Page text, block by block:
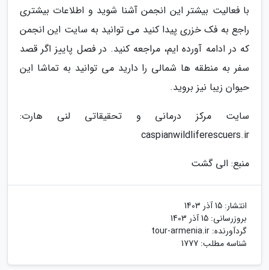
با فعالیت بیشتر این انجمن آشنا شوید و اطلاعات بیشتری
راجع به فک خزری پیدا کنید می توانید به سایت این انجمن
که در ادامه آورده ایم، مراجعه کنید. در فصل پاییز اگر قصد
سفر به منطقه ها شمالی را دارید می توانید به تماشا این
حیوان زیبا نیز بروید.
سایت مرکز درمانی و تحقیقاتی لنی هارت:
caspianwildliferescuers.ir
منبع: الی گشت
انتشار: 15 آذر 1403
بروزرسانی: 15 آذر 1403
گردآورنده: tour-armenia.ir
شناسه مطلب: 1777